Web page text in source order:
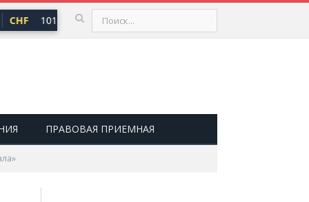
CHF 101,30 ₽ ▲ 0,64 USD
ПРАВОВАЯ ПРИЕМНАЯ